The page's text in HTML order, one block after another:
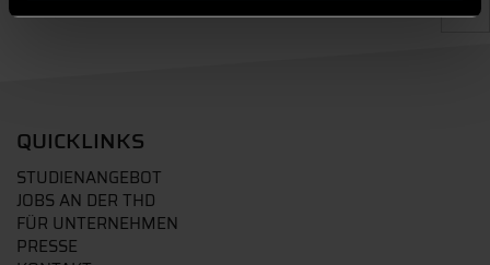
QUICKLINKS
STUDIENANGEBOT
JOBS AN DER THD
FÜR UNTERNEHMEN
PRESSE